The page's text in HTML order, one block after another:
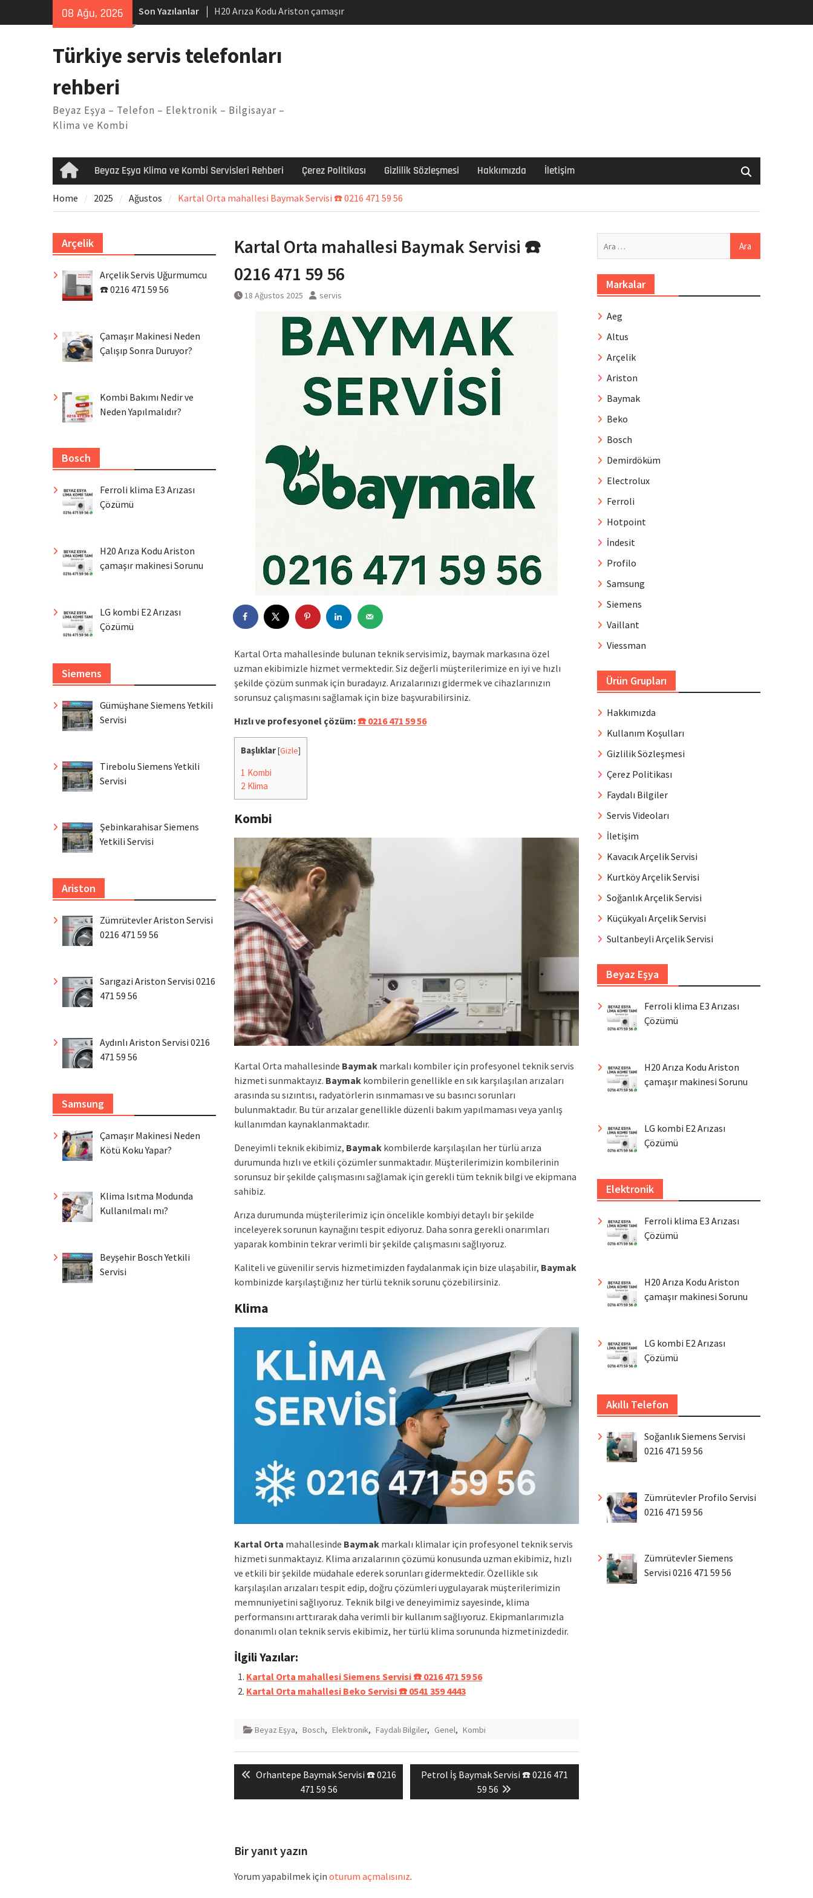
08 Ağu, 2026 Son Yazılanlar
H20 Arıza Kodu Ariston çamaşır
makinesi Sorunu
Arçelik buzdolabı F5 Hatası Çözüm
Ferroli klima E3 Arızası Çözümü
Türkiye servis telefonları
rehberi
Beyaz Eşya – Telefon – Elektronik – Bilgisayar –
Klima ve Kombi
HomeBeyaz Eşya Klima ve Kombi Servisleri Rehberi Çerez Politikası Gizlilik Sözleşmesi Hakkımızda İletişim
Home 2025 Ağustos Kartal Orta mahallesi Baymak Servisi ☎️ 0216 471 59 56
Kartal Orta mahallesi Baymak Servisi ☎️
0216 471 59 56
18 Ağustos 2025 servis
Kartal Orta mahallesinde bulunan teknik servisimiz, baymak markasına özel
uzman ekibimizle hizmet vermektedir. Siz değerli müşterilerimize en iyi ve hızlı
şekilde çözüm sunmak için buradayız. Arızalarınızı gidermek ve cihazlarınızın
sorunsuz çalışmasını sağlamak için bize başvurabilirsiniz.
Hızlı ve profesyonel çözüm:☎️ 0216 471 59 56
Başlıklar[Gizle]
1 Kombi
2 Klima
Kombi
Kartal Orta mahallesinde Baymak markalı kombiler için profesyonel teknik servis
hizmeti sunmaktayız. Baymak kombilerin genellikle en sık karşılaşılan arızaları
arasında su sızıntısı, radyatörlerin ısınmaması ve su basıncı sorunları
bulunmaktadır. Bu tür arızalar genellikle düzenli bakım yapılmaması veya yanlış
kullanımdan kaynaklanmaktadır.
Deneyimli teknik ekibimiz, Baymak kombilerde karşılaşılan her türlü arıza
durumunda hızlı ve etkili çözümler sunmaktadır. Müşterilerimizin kombilerinin
sorunsuz bir şekilde çalışmasını sağlamak için gerekli tüm teknik bilgi ve ekipmana
sahibiz.
Arıza durumunda müşterilerimiz için öncelikle kombiyi detaylı bir şekilde
inceleyerek sorunun kaynağını tespit ediyoruz. Daha sonra gerekli onarımları
yaparak kombinin tekrar verimli bir şekilde çalışmasını sağlıyoruz.
Kaliteli ve güvenilir servis hizmetimizden faydalanmak için bize ulaşabilir, Baymak
kombinizde karşılaştığınız her türlü teknik sorunu çözebilirsiniz.
Klima
Kartal Orta mahallesinde Baymak markalı klimalar için profesyonel teknik servis
hizmeti sunmaktayız. Klima arızalarının çözümü konusunda uzman ekibimiz, hızlı
ve etkili bir şekilde müdahale ederek sorunları gidermektedir. Özellikle sık
karşılaşılan arızaları tespit edip, doğru çözümleri uygulayarak müşterilerimizin
memnuniyetini sağlıyoruz. Teknik bilgi ve deneyimimiz sayesinde, klima
performansını arttırarak daha verimli bir kullanım sağlıyoruz. Ekipmanlarımızla
donanımlı olan teknik servis ekibimiz, her türlü klima sorununda hizmetinizdedir.
İlgili Yazılar:
Kartal Orta mahallesi Siemens Servisi ☎️ 0216 471 59 56
Kartal Orta mahallesi Beko Servisi ☎️ 0541 359 4443
Beyaz Eşya, Bosch, Elektronik, Faydalı Bilgiler, Genel, Kombi
Yazı
gezinmesi
Previous
Orhantepe Baymak Servisi ☎️ 0216
471 59 56
Next
Petrol İş Baymak Servisi ☎️ 0216 471
59 56
Bir yanıt yazın
Yorum yapabilmek için oturum açmalısınız.
Markalar
Aeg
Altus
Arçelik
Ariston
Baymak
Beko
Bosch
Demirdöküm
Electrolux
Ferroli
Hotpoint
İndesit
Profilo
Samsung
Siemens
Vaillant
Viessman
Ürün Grupları
Hakkımızda
Kullanım Koşulları
Gizlilik Sözleşmesi
Çerez Politikası
Faydalı Bilgiler
Servis Videoları
İletişim
Kavacık Arçelik Servisi
Kurtköy Arçelik Servisi
Soğanlık Arçelik Servisi
Küçükyalı Arçelik Servisi
Sultanbeyli Arçelik Servisi
Beyaz Eşya
Ferroli klima E3 Arızası
Çözümü
H20 Arıza Kodu Ariston
çamaşır makinesi Sorunu
LG kombi E2 Arızası
Çözümü
Elektronik
Ferroli klima E3 Arızası
Çözümü
H20 Arıza Kodu Ariston
çamaşır makinesi Sorunu
LG kombi E2 Arızası
Çözümü
Akıllı Telefon
Soğanlık Siemens Servisi
0216 471 59 56
Zümrütevler Profilo Servisi
0216 471 59 56
Zümrütevler Siemens
Servisi 0216 471 59 56
Arçelik
Arçelik Servis Uğurmumcu
☎️ 0216 471 59 56
Çamaşır Makinesi Neden
Çalışıp Sonra Duruyor?
Kombi Bakımı Nedir ve
Neden Yapılmalıdır?
Bosch
Ferroli klima E3 Arızası
Çözümü
H20 Arıza Kodu Ariston
çamaşır makinesi Sorunu
LG kombi E2 Arızası
Çözümü
Siemens
Gümüşhane Siemens Yetkili
Servisi
Tirebolu Siemens Yetkili
Servisi
Şebinkarahisar Siemens
Yetkili Servisi
Ariston
Zümrütevler Ariston Servisi
0216 471 59 56
Sarıgazi Ariston Servisi 0216
471 59 56
Aydınlı Ariston Servisi 0216
471 59 56
Samsung
Çamaşır Makinesi Neden
Kötü Koku Yapar?
Klima Isıtma Modunda
Kullanılmalı mı?
Beyşehir Bosch Yetkili
Servisi